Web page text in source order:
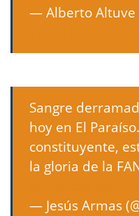
— Alberto Altuve
Sangre
hoy en El
constituyente,
la gloria de la
— Jesús Armas